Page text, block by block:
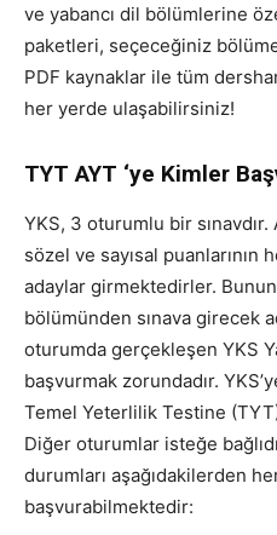
ve yabancı dil bölümlerine
paketleri, seçeceğiniz
PDF kaynaklar ile tüm
her yerde ulaşabilirsiniz!
TYT AYT ‘ye Kimler
YKS, 3 oturumlu bir sınavdır.
sözel ve sayısal puanlarının
adaylar girmektedirler. Bunun
bölümünden sınava girecek
oturumda gerçekleşen YKS
başvurmak zorundadır.
Temel Yeterlilik Testine
Diğer oturumlar isteğe
durumları aşağıdakilerden
başvurabilmektedir: